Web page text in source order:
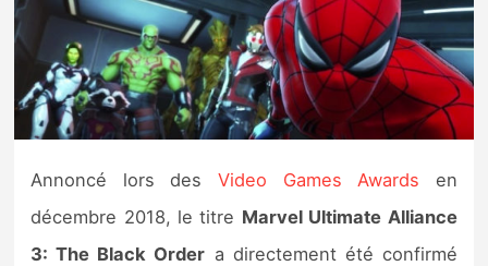
Rumeurs
Nintendo Direct
Tests et previews
Tests de jeux
Tests d’accessoires
Annoncé lors des Video Games Awards en
décembre 2018, le titre Marvel Ultimate Alliance
3: The Black Order a directement été confirmé